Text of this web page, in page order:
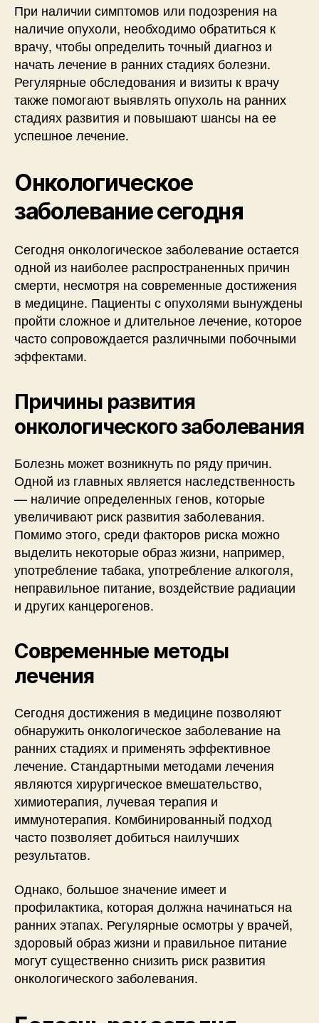
При наличии симптомов или подозрения на
наличие опухоли, необходимо обратиться к
врачу, чтобы определить точный диагноз и
начать лечение в ранних стадиях болезни.
Регулярные обследования и визиты к врачу
также помогают выявлять опухоль на ранних
стадиях развития и повышают шансы на ее
успешное лечение.
Онкологическое
заболевание сегодня
Сегодня онкологическое заболевание остается
одной из наиболее распространенных причин
смерти, несмотря на современные достижения
в медицине. Пациенты с опухолями вынуждены
пройти сложное и длительное лечение, которое
часто сопровождается различными побочными
эффектами.
Причины развития
онкологического заболевания
Болезнь может возникнуть по ряду причин.
Одной из главных является наследственность
— наличие определенных генов, которые
увеличивают риск развития заболевания.
Помимо этого, среди факторов риска можно
выделить некоторые образ жизни, например,
употребление табака, употребление алкоголя,
неправильное питание, воздействие радиации
и других канцерогенов.
Современные методы
лечения
Сегодня достижения в медицине позволяют
обнаружить онкологическое заболевание на
ранних стадиях и применять эффективное
лечение. Стандартными методами лечения
являются хирургическое вмешательство,
химиотерапия, лучевая терапия и
иммунотерапия. Комбинированный подход
часто позволяет добиться наилучших
результатов.
Однако, большое значение имеет и
профилактика, которая должна начинаться на
ранних этапах. Регулярные осмотры у врачей,
здоровый образ жизни и правильное питание
могут существенно снизить риск развития
онкологического заболевания.